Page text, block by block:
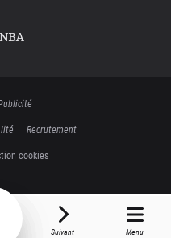
Suivant Menu
Recrutement
cookies